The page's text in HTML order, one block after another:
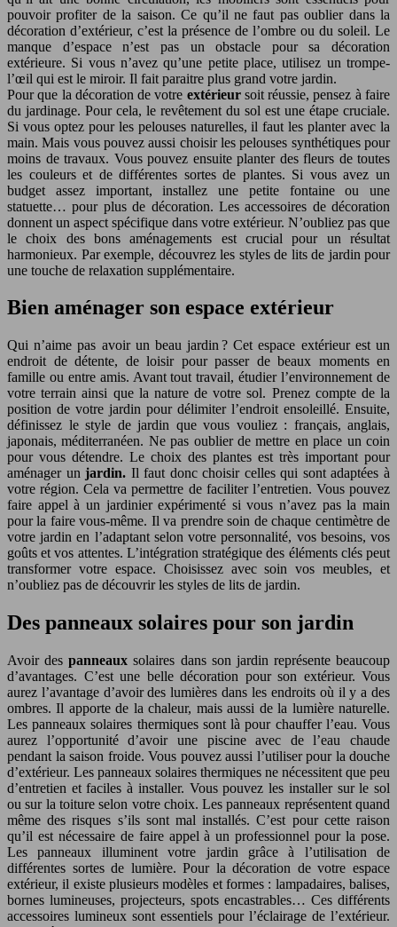
pouvoir profiter de la saison. Ce qu’il ne faut pas oublier dans la
décoration d’extérieur, c’est la présence de l’ombre ou du soleil. Le
manque d’espace n’est pas un obstacle pour sa décoration
extérieure. Si vous n’avez qu’une petite place, utilisez un trompe-
l’œil qui est le miroir. Il fait paraitre plus grand votre jardin.
Pour que la décoration de votre extérieursoit réussie, pensez à faire
du jardinage. Pour cela, le revêtement du sol est une étape cruciale.
Si vous optez pour les pelouses naturelles, il faut les planter avec la
main. Mais vous pouvez aussi choisir les pelouses synthétiques pour
moins de travaux. Vous pouvez ensuite planter des fleurs de toutes
les couleurs et de différentes sortes de plantes. Si vous avez un
budget assez important, installez une petite fontaine ou une
statuette… pour plus de décoration. Les accessoires de décoration
donnent un aspect spécifique dans votre extérieur. N’oubliez pas que
le choix des bons aménagements est crucial pour un résultat
harmonieux. Par exemple, découvrez les styles de lits de jardin pour
une touche de relaxation supplémentaire.
Bien aménager son espace extérieur
Qui n’aime pas avoir un beau jardin ? Cet espace extérieur est un
endroit de détente, de loisir pour passer de beaux moments en
famille ou entre amis. Avant tout travail, étudier l’environnement de
votre terrain ainsi que la nature de votre sol. Prenez compte de la
position de votre jardin pour délimiter l’endroit ensoleillé. Ensuite,
définissez le style de jardin que vous vouliez : français, anglais,
japonais, méditerranéen. Ne pas oublier de mettre en place un coin
pour vous détendre. Le choix des plantes est très important pour
aménager unjardin. Il faut donc choisir celles qui sont adaptées à
votre région. Cela va permettre de faciliter l’entretien. Vous pouvez
faire appel à un jardinier expérimenté si vous n’avez pas la main
pour la faire vous-même. Il va prendre soin de chaque centimètre de
votre jardin en l’adaptant selon votre personnalité, vos besoins, vos
goûts et vos attentes. L’intégration stratégique des éléments clés peut
transformer votre espace. Choisissez avec soin vos meubles, et
n’oubliez pas de découvrir les styles de lits de jardin.
Des panneaux solaires pour son jardin
Avoir despanneaux solaires dans son jardin représente beaucoup
d’avantages. C’est une belle décoration pour son extérieur. Vous
aurez l’avantage d’avoir des lumières dans les endroits où il y a des
ombres. Il apporte de la chaleur, mais aussi de la lumière naturelle.
Les panneaux solaires thermiques sont là pour chauffer l’eau. Vous
aurez l’opportunité d’avoir une piscine avec de l’eau chaude
pendant la saison froide. Vous pouvez aussi l’utiliser pour la douche
d’extérieur. Les panneaux solaires thermiques ne nécessitent que peu
d’entretien et faciles à installer. Vous pouvez les installer sur le sol
ou sur la toiture selon votre choix. Les panneaux représentent quand
même des risques s’ils sont mal installés. C’est pour cette raison
qu’il est nécessaire de faire appel à un professionnel pour la pose.
Les panneaux illuminent votre jardin grâce à l’utilisation de
différentes sortes de lumière. Pour la décoration de votre espace
extérieur, il existe plusieurs modèles et formes : lampadaires, balises,
bornes lumineuses, projecteurs, spots encastrables… Ces différents
accessoires lumineux sont essentiels pour l’éclairage de l’extérieur.